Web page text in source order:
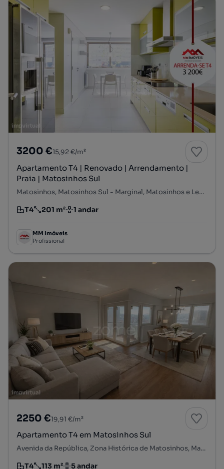
3200 €15,92 €/m²
Apartamento T4 | Renovado | Arrendamento |
Praia | Matosinhos Sul
Matosinhos, Matosinhos Sul - Marginal, Matosinhos e Leça da Palmeira, Matosinhos, Porto
Tipologia
T4
Preço por metro quadrado
201 m²
Andar 1 andar
MM Imóveis
Profissional
2250 €19,91 €/m²
Apartamento T4 em Matosinhos Sul
Avenida da República, Zona Histórica de Matosinhos, Matosinhos e Leça da Palmeira, Matosinhos, Porto
T4 113 m² 5 andar